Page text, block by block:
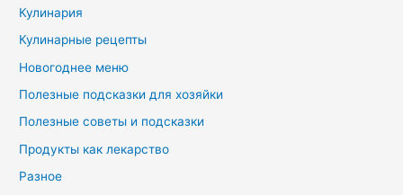
Кулинария
Кулинарные рецепты
Новогоднее меню
Полезные подсказки для хозяйки
Полезные советы и подсказки
Продукты как лекарство
Разное